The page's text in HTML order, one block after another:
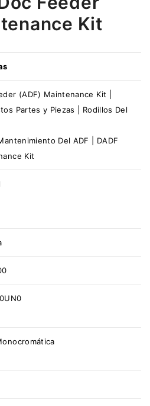
Kit
(ADF) Maintenance Kit |
Partes y Piezas | Rodillos Del
Del ADF | DADF
Kit